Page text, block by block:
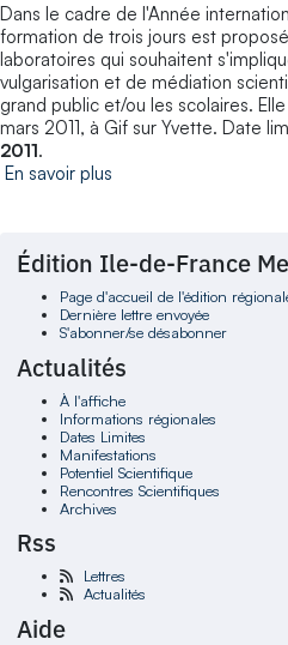
Dans le cadre de l'Année
formation de trois jours est
laboratoires qui souhaitent
vulgarisation et de médiation
grand public et/ou les scolaires.
mars 2011, à Gif sur Yvette. Date
2011.
En savoir plus
Édition Ile-de-France
Page d'accueil de l'édition
Dernière lettre envoyée
S'abonner/se désabonner
Actualités
À l'affiche
Informations régionales
Dates Limites
Manifestations
Potentiel Scientifique
Rencontres Scientifiques
Archives
Rss
Lettres
Actualités
Aide